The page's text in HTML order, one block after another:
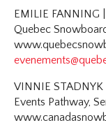
Officiels et
Résultats
Contact
Horseshoe
Winsport COP
EMILIE FANNING
Quebec
VINNIE
Events Pathway,